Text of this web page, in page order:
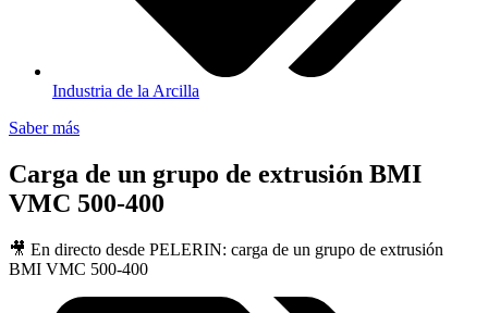
Industria de la Arcilla
Saber más
Carga de un grupo de extrusión BMI
VMC 500-400
🎥 En directo desde PELERIN: carga de un grupo de extrusión
BMI VMC 500-400